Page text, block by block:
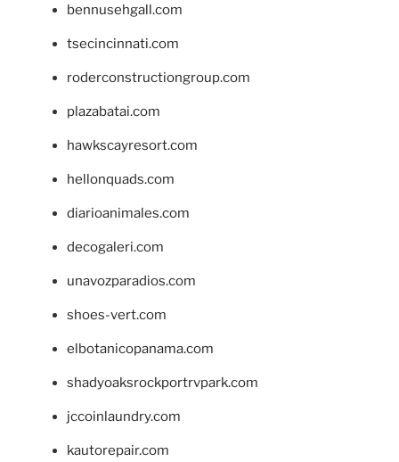
bennusehgall.com
tsecincinnati.com
roderconstructiongroup.com
plazabatai.com
hawkscayresort.com
hellonquads.com
diarioanimales.com
decogaleri.com
unavozparadios.com
shoes-vert.com
elbotanicopanama.com
shadyoaksrockportrvpark.com
jccoinlaundry.com
kautorepair.com